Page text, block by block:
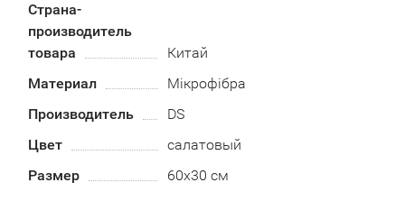
Страна-
производитель
товара
Китай
Материал
Мікрофібра
Производитель
DS
Цвет
салатовый
Размер
60х30 см